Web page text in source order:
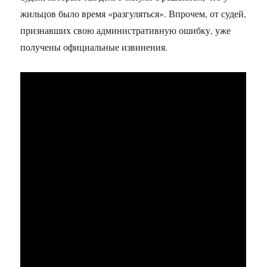
жильцов было время «разгуляться». Впрочем, от судей,
признавших свою административную ошибку, уже
получены официальные извинения.